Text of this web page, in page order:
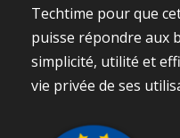
Techtime pour que
puisse répondre aux
simplicité, utilité et
vie privée de ses